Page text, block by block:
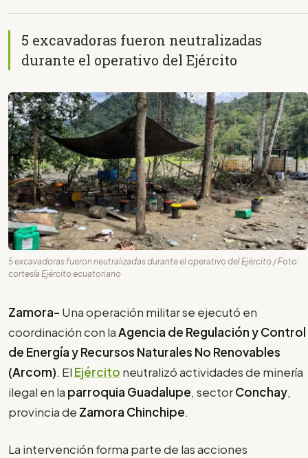
5 excavadoras fueron neutralizadas
durante el operativo del Ejército
5 excavadoras fueron neutralizadas durante el operativo del Ejército / Foto:
cortesía Ejército ecuatoriano
Zamora- Una operación militar se ejecutó en
coordinación con laAgencia de Regulación y Control
de Energía y Recursos Naturales No Renovables
(Arcom). El Ejército neutralizó actividades de minería
ilegal en la parroquia Guadalupe, sectorConchay,
provincia de Zamora Chinchipe.
La intervención forma parte de las acciones